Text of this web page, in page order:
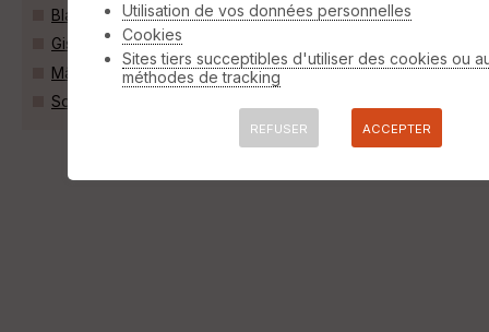
Blaisy-Bas (21540)
Gissey-sur-Ouche (21410)
Mâlain (21410)
Sombernon (21540)
Utilisation de vos données personnelles
Cookies
Sites tiers succeptibles d'utiliser des cookies ou
méthodes de tracking
REFUSER ACCEPTER